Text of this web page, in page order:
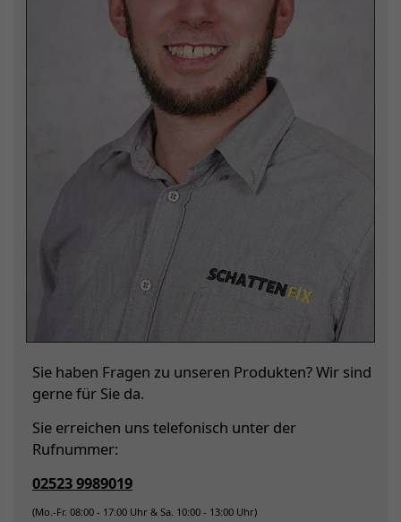
Sie haben Fragen zu unseren Produkten? Wir sind
gerne für Sie da.
Sie erreichen uns telefonisch unter der
Rufnummer:
02523 9989019
(Mo.-Fr. 08:00 - 17:00 Uhr & Sa. 10:00 - 13:00 Uhr)